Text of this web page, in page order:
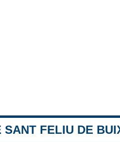
SANT FELIU DE